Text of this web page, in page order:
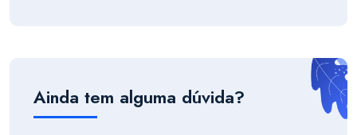
Ainda tem alguma dúvida?